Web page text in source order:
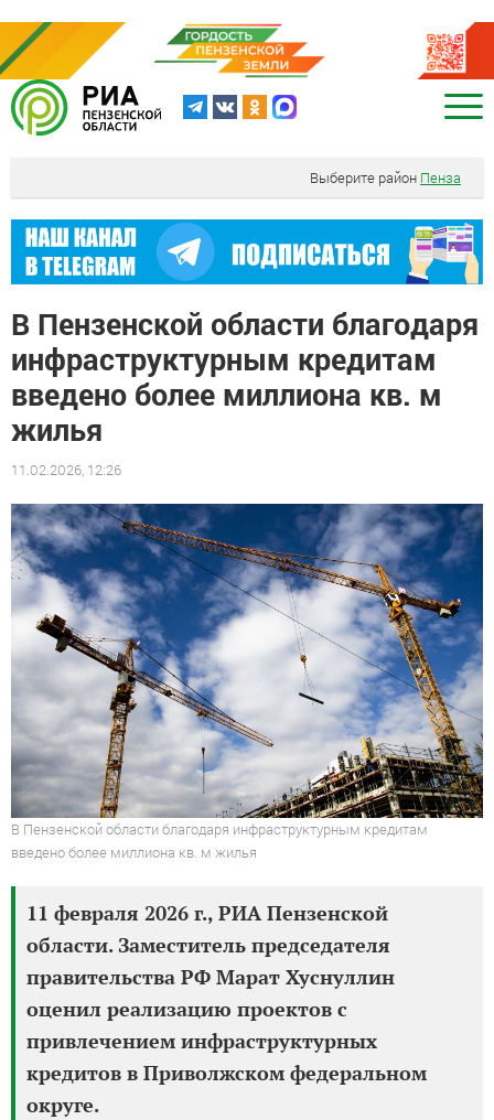
Выберите район Пенза
В Пензенской области благодаря
инфраструктурным кредитам
введено более миллиона кв. м
жилья
11.02.2026, 12:26
В Пензенской области благодаря инфраструктурным кредитам
введено более миллиона кв. м жилья
11 февраля 2026 г., РИА Пензенской
области. Заместитель председателя
правительства РФ Марат Хуснуллин
оценил реализацию проектов с
привлечением инфраструктурных
кредитов в Приволжском федеральном
округе.